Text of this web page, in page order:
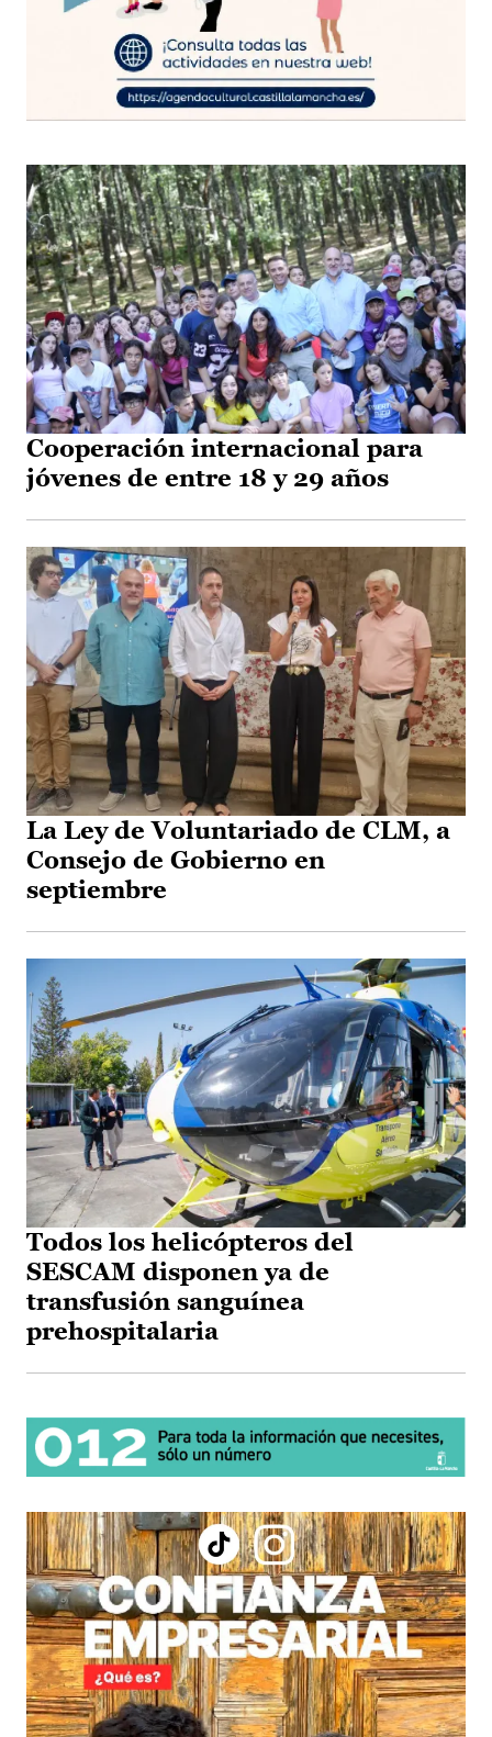
Cooperación internacional para
jóvenes de entre 18 y 29 años
La Ley de Voluntariado de CLM, a
Consejo de Gobierno en
septiembre
Todos los helicópteros del
SESCAM disponen ya de
transfusión sanguínea
prehospitalaria